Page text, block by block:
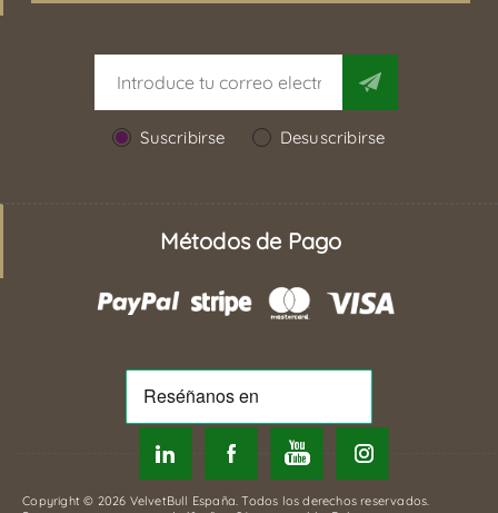
Suscribirse Desuscribirse
Métodos de Pago
Copyright © 2026 VelvetBull España. Todos los derechos reservados.